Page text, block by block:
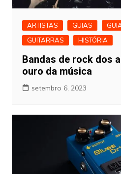
ARTISTAS GUIAS
GUITARRAS
HISTÓRIA
Bandas de rock dos
ouro da música
setembro 6, 2023